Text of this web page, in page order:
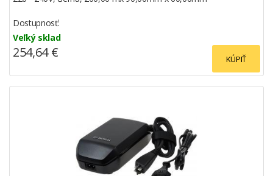
Dostupnosť:
Veľký sklad
KÚPIŤ
254,64 €